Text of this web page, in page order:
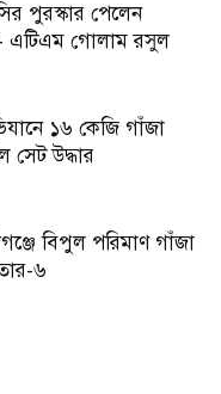
পুরস্কার পেলেন
এটিএম গোলাম রসুল
১৬ কেজি গাঁজা
সেট উদ্ধার
বিপুল পরিমাণ গাঁজা
৬